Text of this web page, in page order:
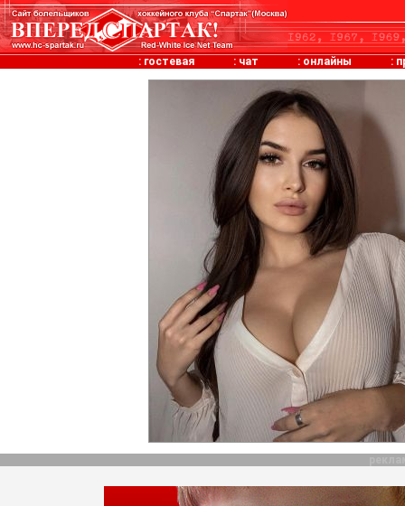
: гостевая : чат : онлайны :